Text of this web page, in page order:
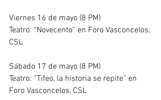
Viernes 16 de mayo (8 PM)
Teatro: “Novecento” en Foro Vasconcelos,
CSL
Sábado 17 de mayo (8 PM)
Teatro: “Tifeo, la historia se repite” en
Foro Vasconcelos, CSL